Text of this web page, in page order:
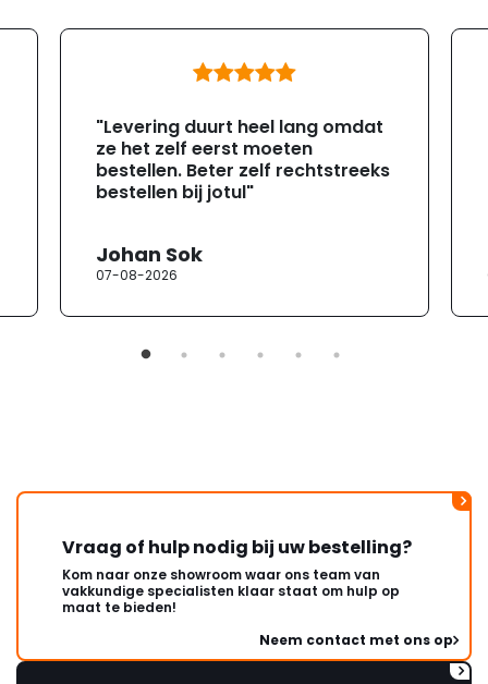
"Levering duurt heel lang omdat
ze het zelf eerst moeten
bestellen. Beter zelf rechtstreeks
bestellen bij jotul"
Johan Sok
07-08-2026
Vraag of hulp nodig bij uw bestelling?
Kom naar onze showroom waar ons team van
vakkundige specialisten klaar staat om hulp op
maat te bieden!
Neem contact met ons op